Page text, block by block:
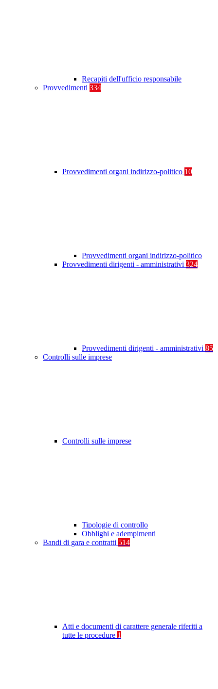
Recapiti dell'ufficio responsabile
Provvedimenti 334
Provvedimenti organi indirizzo-politico 10
Provvedimenti organi indirizzo-politico
Provvedimenti dirigenti - amministrativi 324
Provvedimenti dirigenti - amministrativi 85
Controlli sulle imprese
Controlli sulle imprese
Tipologie di controllo
Obblighi e adempimenti
Bandi di gara e contratti 514
Atti e documenti di carattere generale riferiti a
tutte le procedure 1